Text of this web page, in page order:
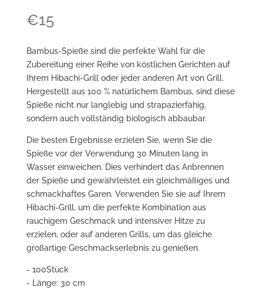
€15
Bambus-Spieße sind die perfekte Wahl für die
Zubereitung einer Reihe von köstlichen Gerichten auf
Ihrem Hibachi-Grill oder jeder anderen Art von Grill.
Hergestellt aus 100 % natürlichem Bambus, sind diese
Spieße nicht nur langlebig und strapazierfähig,
sondern auch vollständig biologisch abbaubar.
Die besten Ergebnisse erzielen Sie, wenn Sie die
Spieße vor der Verwendung 30 Minuten lang in
Wasser einweichen. Dies verhindert das Anbrennen
der Spieße und gewährleistet ein gleichmäßiges und
schmackhaftes Garen. Verwenden Sie sie auf Ihrem
Hibachi-Grill, um die perfekte Kombination aus
rauchigem Geschmack und intensiver Hitze zu
erzielen, oder auf anderen Grills, um das gleiche
großartige Geschmackserlebnis zu genießen.
- 100Stück
- Länge: 30 cm